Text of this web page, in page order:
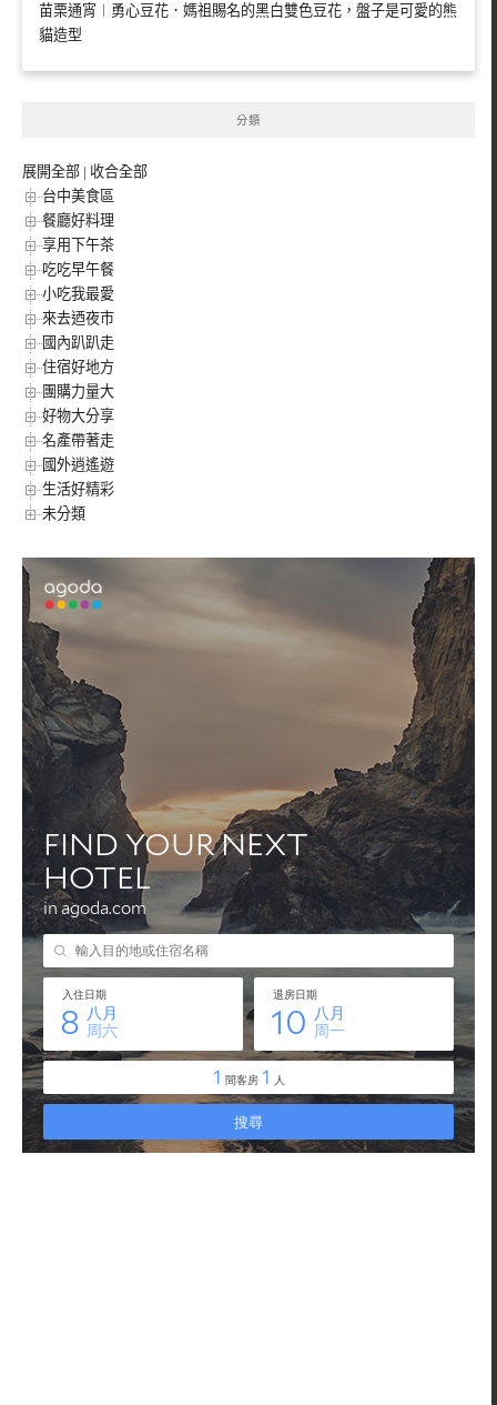
苗栗通宵︱勇心豆花．媽祖賜名的黑白雙色豆花，盤子是可愛的熊
貓造型
分類
展開全部 | 收合全部
台中美食區
餐廳好料理
享用下午茶
吃吃早午餐
小吃我最愛
來去迺夜市
國內趴趴走
住宿好地方
團購力量大
好物大分享
名產帶著走
國外逍遙遊
生活好精彩
未分類